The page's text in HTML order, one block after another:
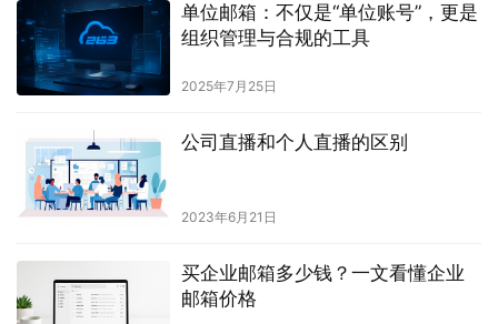
单位邮箱：不仅是“单位账号”，更是
组织管理与合规的工具
2025年7月25日
公司直播和个人直播的区别
2023年6月21日
买企业邮箱多少钱？一文看懂企业
邮箱价格